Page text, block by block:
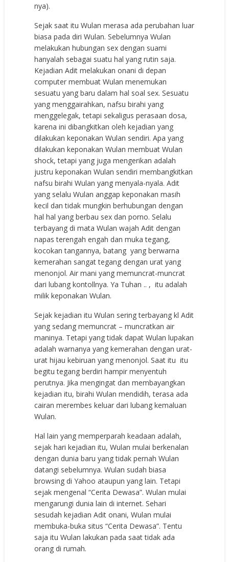
nya).
Sejak saat itu Wulan merasa ada perubahan luar
biasa pada diri Wulan. Sebelumnya Wulan
melakukan hubungan sex dengan suami
hanyalah sebagai suatu hal yang rutin saja.
Kejadian Adit melakukan onani di depan
computer membuat Wulan menemukan
sesuatu yang baru dalam hal soal sex. Sesuatu
yang menggairahkan, nafsu birahi yang
menggelegak, tetapi sekaligus perasaan dosa,
karena ini dibangkitkan oleh kejadian yang
dilakukan keponakan Wulan sendiri. Apa yang
dilakukan keponakan Wulan membuat Wulan
shock, tetapi yang juga mengerikan adalah
justru keponakan Wulan sendiri membangkitkan
nafsu birahi Wulan yang menyala-nyala. Adit
yang selalu Wulan anggap keponakan masih
kecil dan tidak mungkin berhubungan dengan
hal hal yang berbau sex dan porno. Selalu
terbayang di mata Wulan wajah Adit dengan
napas terengah engah dan muka tegang,
kocokan tangannya, batang yang berwarna
kemerahan sangat tegang dengan urat yang
menonjol. Air mani yang memuncrat-muncrat
dari lubang kontollnya. Ya Tuhan .. , itu adalah
milik keponakan Wulan.
Sejak kejadian itu Wulan sering terbayang kl Adit
yang sedang memuncrat – muncratkan air
maninya. Tetapi yang tidak dapat Wulan lupakan
adalah warnanya yang kemerahan dengan urat-
urat hijau kebiruan yang menonjol. Saat itu itu
begitu tegang berdiri hampir menyentuh
perutnya. Jika mengingat dan membayangkan
kejadian itu, birahi Wulan mendidih, terasa ada
cairan merembes keluar dari lubang kemaluan
Wulan.
Hal lain yang memperparah keadaan adalah,
sejak hari kejadian itu, Wulan mulai berkenalan
dengan dunia baru yang tidak pernah Wulan
datangi sebelumnya. Wulan sudah biasa
browsing di Yahoo ataupun yang lain. Tetapi
sejak mengenal “Cerita Dewasa”. Wulan mulai
mengarungi dunia lain di internet. Sehari
sesudah kejadian Adit onani, Wulan mulai
membuka-buka situs “Cerita Dewasa”. Tentu
saja itu Wulan lakukan pada saat tidak ada
orang di rumah.